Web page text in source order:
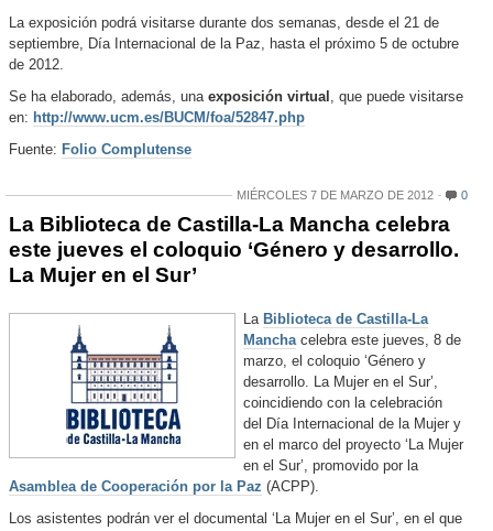
La exposición podrá visitarse durante dos semanas, desde el 21 de
septiembre, Día Internacional de la Paz, hasta el próximo 5 de octubre
de 2012.
Se ha elaborado, además, una exposición virtual , que puede visitarse
en: http://www.ucm.es/BUCM/foa/52847.php
Fuente: Folio Complutense
MIÉRCOLES 7 DE MARZO DE 2012 0
La Biblioteca de Castilla-La Mancha celebra
este jueves el coloquio ‘Género y desarrollo.
La Mujer en el Sur’
La Biblioteca de Castilla-La
Manchacelebra este jueves, 8 de
marzo, el coloquio ‘Género y
desarrollo. La Mujer en el Sur’,
coincidiendo con la celebración
del Día Internacional de la Mujer y
en el marco del proyecto ‘La Mujer
en el Sur’, promovido por la
Asamblea de Cooperación por la Paz (ACPP).
Los asistentes podrán ver el documental ‘La Mujer en el Sur’, en el que